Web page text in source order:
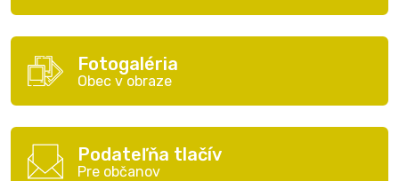
Fotogaléria
Obec v obraze
Podateľňa tlačív
Pre občanov